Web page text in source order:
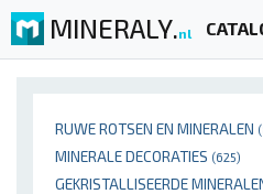
MINERALY.nl
RUWE ROTSEN EN MINERALEN
MINERALE DECORATIES (625)
GEKRISTALLISEERDE